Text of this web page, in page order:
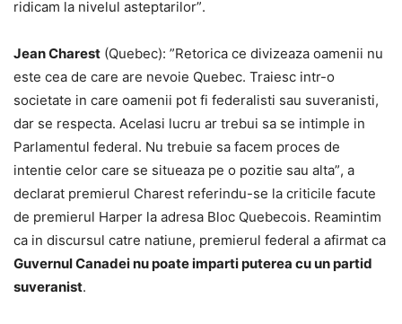
ridicam la nivelul asteptarilor”.
Jean Charest (Quebec): ”Retorica ce divizeaza oamenii nu
este cea de care are nevoie Quebec. Traiesc intr-o
societate in care oamenii pot fi federalisti sau suveranisti,
dar se respecta. Acelasi lucru ar trebui sa se intimple in
Parlamentul federal. Nu trebuie sa facem proces de
intentie celor care se situeaza pe o pozitie sau alta”, a
declarat premierul Charest referindu-se la criticile facute
de premierul Harper la adresa Bloc Quebecois. Reamintim
ca in discursul catre natiune, premierul federal a afirmat ca
Guvernul Canadei nu poate imparti puterea cu un partid
suveranist.